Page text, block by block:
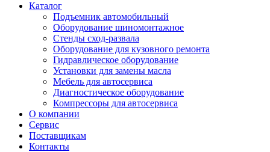
Каталог
Подъемник автомобильный
Оборудование шиномонтажное
Стенды сход-развала
Оборудование для кузовного ремонта
Гидравлическое оборудование
Установки для замены масла
Мебель для автосервиса
Диагностическое оборудование
Компрессоры для автосервиса
О компании
Сервис
Поставщикам
Контакты